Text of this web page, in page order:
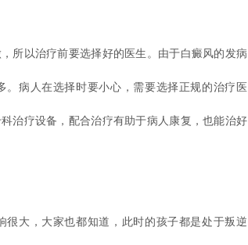
以治疗前要选择好的医生。由于白癜风的发病
。病人在选择时要小心，需要选择正规的治疗医
治疗设备，配合治疗有助于病人康复，也能治好
大，大家也都知道，此时的孩子都是处于叛逆